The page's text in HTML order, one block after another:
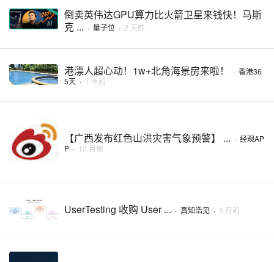
倒卖英伟达GPU算力比火箭卫星来钱快！马斯
克 ... · 量子位 · 2 天前
港漂人超心动！1w+北角海景房来啦！ · 香港36
5天 · 1 年前
【广西发布红色山洪灾害气象预警】 ... · 经观AP
P · 10 月前
UserTesting 收购 User ... · 真知浩见 · 6 月前